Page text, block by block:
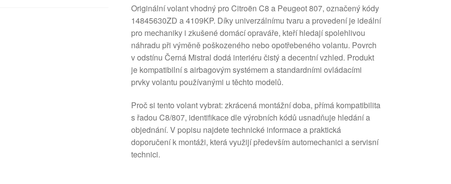
Originální volant vhodný pro Citroën C8 a Peugeot 807, označený kódy
14845630ZD a 4109KP. Díky univerzálnímu tvaru a provedení je ideální
pro mechaniky i zkušené domácí opraváře, kteří hledají spolehlivou
náhradu při výměně poškozeného nebo opotřebeného volantu. Povrch
v odstínu Černá Mistral dodá interiéru čistý a decentní vzhled. Produkt
je kompatibilní s airbagovým systémem a standardními ovládacími
prvky volantu používanými u těchto modelů.
Proč si tento volant vybrat: zkrácená montážní doba, přímá kompatibilita
s řadou C8/807, identifikace dle výrobních kódů usnadňuje hledání a
objednání. V popisu najdete technické informace a praktická
doporučení k montáži, která využijí především automechanici a servisní
technici.